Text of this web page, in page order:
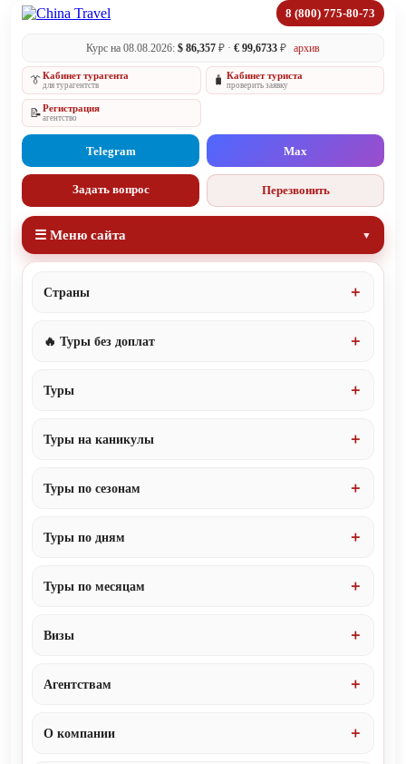
8 (800) 775-80-73
Курс на 08.08.2026: $ 86,357 ₽ · € 99,6733 ₽ архив
👔Кабинет турагента
для турагентств 🧳 Кабинет туриста
проверить заявку
📝Регистрация
агентство
Telegram Max
Задать вопрос Перезвонить
☰ Меню сайта
Страны
🔥 Туры без доплат
Туры
Туры на каникулы
Туры по сезонам
Туры по дням
Туры по месяцам
Визы
Агентствам
О компании